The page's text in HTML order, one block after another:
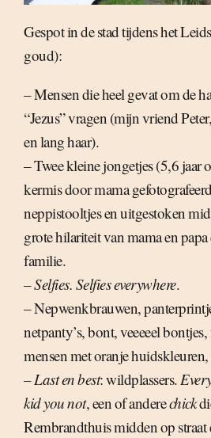
Gespot in de stad tijdens het
goud):
– Mensen die heel gevat om de
“Jezus” vragen (mijn vriend
en lang haar).
– Twee kleine jongetjes (5,6 jaar
kermis door mama
neppistooltjes en uitgestoken
grote hilariteit van mama en papa
familie.
–Selfies. Selfies everywhere.
– Nepwenkbrauwen,
netpanty’s, bont, veeeeel
mensen met oranje huidskleuren,
–Last en best: wildplassers.
kid you not, een of anderechick
Rembrandthuis midden op straat